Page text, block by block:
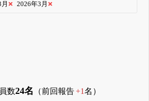
2026年3月
数24名 （前回報告+1名）